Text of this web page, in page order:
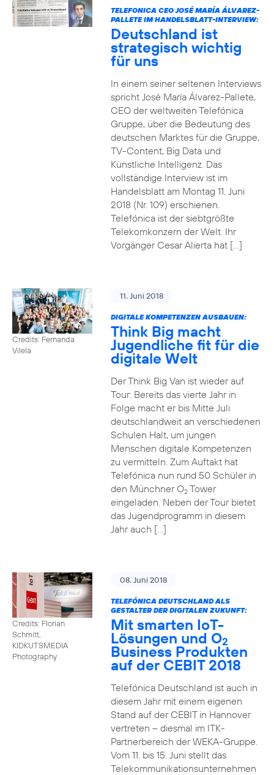
TELEFONICA CEO JOSÉ MARÍA ÁLVAREZ-
PALLETE IM HANDELSBLATT-INTERVIEW:
Deutschland ist
strategisch wichtig
für uns
In einem seiner seltenen Interviews
spricht José María Álvarez-Pallete,
CEO der weltweiten Telefónica
Gruppe, über die Bedeutung des
deutschen Marktes für die Gruppe,
TV-Content, Big Data und
Künstliche Intelligenz. Das
vollständige Interview ist im
Handelsblatt am Montag 11. Juni
2018 (Nr. 109) erschienen.
Telefónica ist der siebtgrößte
Telekomkonzern der Welt. Ihr
Vorgänger Cesar Alierta hat […]
Credits: Fernanda
Vilela
11. Juni 2018
DIGITALE KOMPETENZEN AUSBAUEN:
Think Big macht
Jugendliche fit für die
digitale Welt
Der Think Big Van ist wieder auf
Tour: Bereits das vierte Jahr in
Folge macht er bis Mitte Juli
deutschlandweit an verschiedenen
Schulen Halt, um jungen
Menschen digitale Kompetenzen
zu vermitteln. Zum Auftakt hat
Telefónica nun rund 50 Schüler in
den Münchner O2Tower
eingeladen. Neben der Tour bietet
das Jugendprogramm in diesem
Jahr auch […]
Credits: Florian
Schmitt,
KIDKUTSMEDIA
Photography
08. Juni 2018
TELEFÓNICA DEUTSCHLAND ALS
GESTALTER DER DIGITALEN ZUKUNFT:
Mit smarten IoT-
Lösungen und O2
Business Produkten
auf der CEBIT 2018
Telefónica Deutschland ist auch in
diesem Jahr mit einem eigenen
Stand auf der CEBIT in Hannover
vertreten – diesmal im ITK-
Partnerbereich der WEKA-Gruppe.
Vom 11. bis 15. Juni stellt das
Telekommunikationsunternehmen